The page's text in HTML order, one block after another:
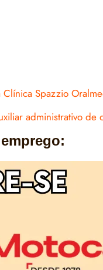
Clínica Spazzio
administrativo de